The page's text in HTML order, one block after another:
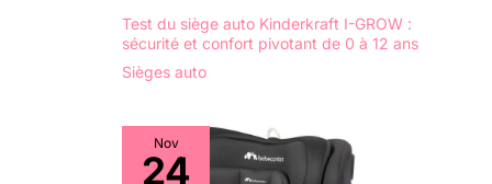
Test du siège auto Kinderkraft I-GROW :
sécurité et confort pivotant de 0 à 12 ans
Sièges auto
Nov
24